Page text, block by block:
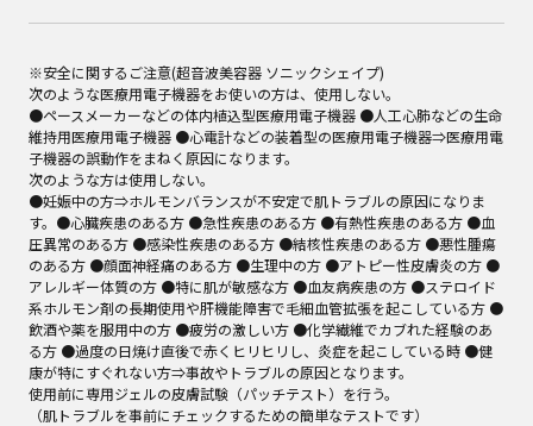
※安全に関するご注意(超音波美容器 ソニックシェイプ)
次のような医療用電子機器をお使いの方は、使用しない。
●ペースメーカーなどの体内植込型医療用電子機器 ●人工心肺などの生命
維持用医療用電子機器 ●心電計などの装着型の医療用電子機器⇒医療用電
子機器の誤動作をまねく原因になります。
次のような方は使用しない。
●妊娠中の方⇒ホルモンバランスが不安定で肌トラブルの原因になりま
す。●心臓疾患のある方 ●急性疾患のある方 ●有熱性疾患のある方 ●血
圧異常のある方 ●感染性疾患のある方 ●結核性疾患のある方 ●悪性腫瘍
のある方 ●顔面神経痛のある方 ●生理中の方 ●アトピー性皮膚炎の方 ●
アレルギー体質の方 ●特に肌が敏感な方 ●血友病疾患の方 ●ステロイド
系ホルモン剤の長期使用や肝機能障害で毛細血管拡張を起こしている方 ●
飲酒や薬を服用中の方 ●疲労の激しい方 ●化学繊維でカブれた経験のあ
る方 ●過度の日焼け直後で赤くヒリヒリし、炎症を起こしている時 ●健
康が特にすぐれない方⇒事故やトラブルの原因となります。
使用前に専用ジェルの皮膚試験（パッチテスト）を行う。
（肌トラブルを事前にチェックするための簡単なテストです）